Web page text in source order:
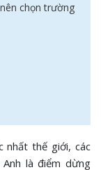
chọn trường
nhất thế giới, các
là điểm dừng